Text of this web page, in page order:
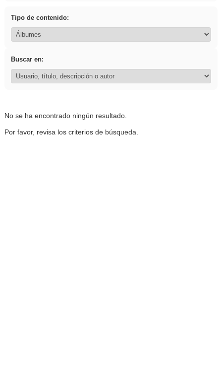
Tipo de contenido:
Buscar en:
No se ha encontrado ningún resultado.
Por favor, revisa los criterios de búsqueda.